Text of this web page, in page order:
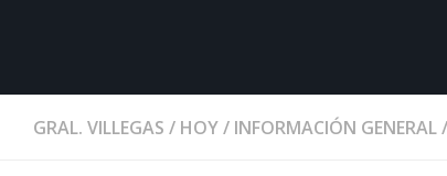
GRAL. VILLEGAS / HOY/ INFORMACIÓN GENERAL/